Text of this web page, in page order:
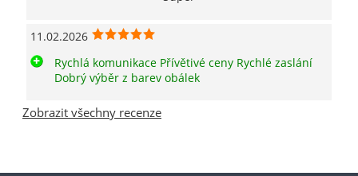
11.02.2026
Rychlá komunikace Přívětivé ceny Rychlé zaslání
Dobrý výběr z barev obálek
Zobrazit všechny recenze